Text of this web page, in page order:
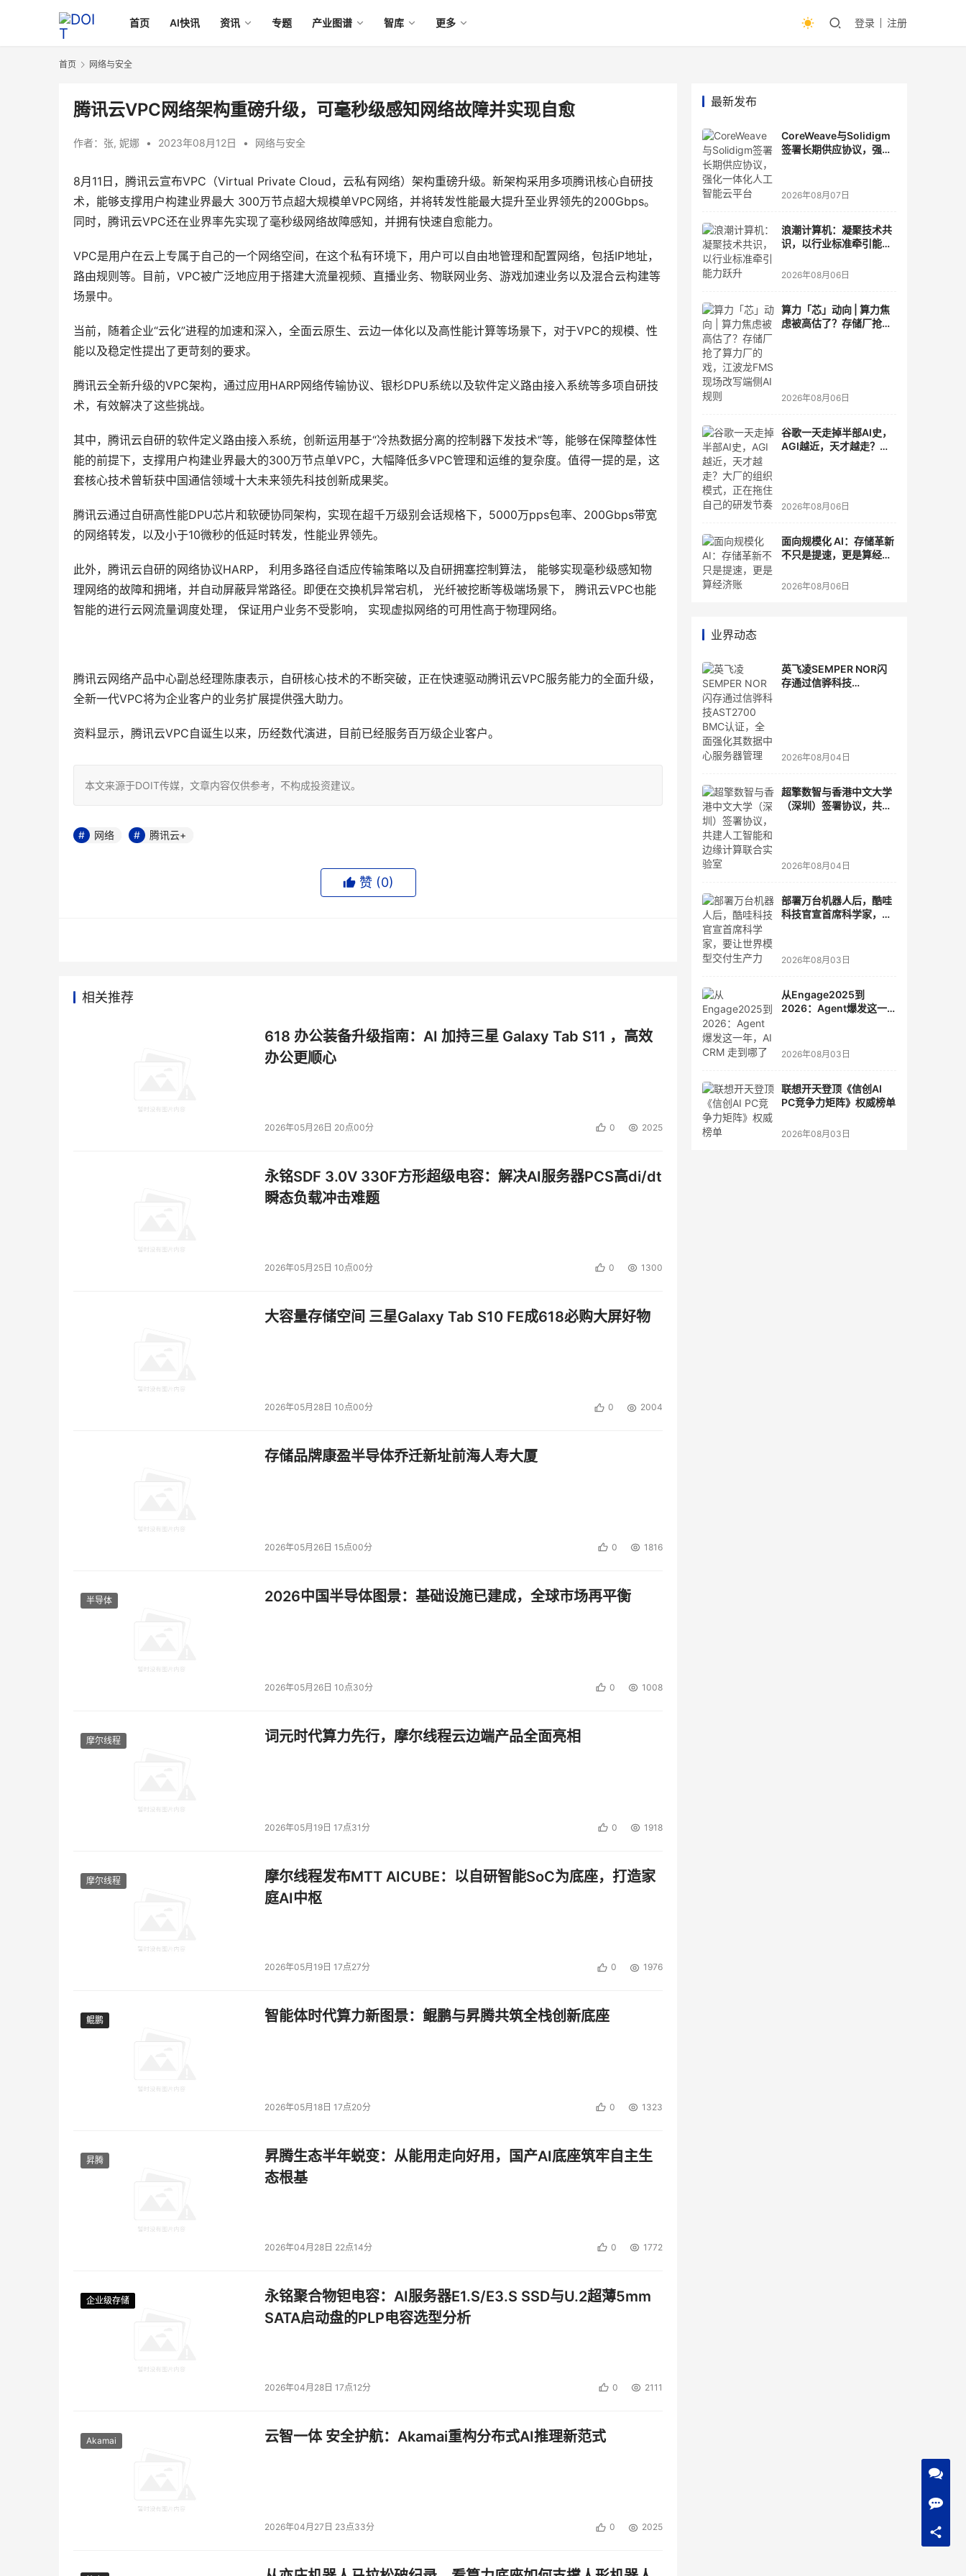
首页 AI快讯 资讯 专题 产业图谱 智库 更多 登录 注册
首页 网络与安全
腾讯云VPC网络架构重磅升级，可毫秒级感知网络故障并实现自愈
作者： 张, 妮娜 • 2023年08月12日 • 网络与安全
8月11日，腾讯云宣布VPC（Virtual Private Cloud，云私有网络）架构重磅升级。新架构采用多项腾讯核心自研技
术，能够支撑用户构建业界最大 300万节点超大规模单VPC网络，并将转发性能最大提升至业界领先的200Gbps。
同时，腾讯云VPC还在业界率先实现了毫秒级网络故障感知，并拥有快速自愈能力。
VPC是用户在云上专属于自己的一个网络空间，在这个私有环境下，用户可以自由地管理和配置网络，包括IP地址，
路由规则等。目前，VPC被广泛地应用于搭建大流量视频、直播业务、物联网业务、游戏加速业务以及混合云构建等
场景中。
当前，随着企业“云化”进程的加速和深入，全面云原生、云边一体化以及高性能计算等场景下，对于VPC的规模、性
能以及稳定性提出了更苛刻的要求。
腾讯云全新升级的VPC架构，通过应用HARP网络传输协议、银杉DPU系统以及软件定义路由接入系统等多项自研技
术，有效解决了这些挑战。
其中，腾讯云自研的软件定义路由接入系统，创新运用基于“冷热数据分离的控制器下发技术”等，能够在保障整体性
能的前提下，支撑用户构建业界最大的300万节点单VPC，大幅降低多VPC管理和运维的复杂度。值得一提的是，这
套核心技术曾斩获中国通信领域十大未来领先科技创新成果奖。
腾讯云通过自研高性能DPU芯片和软硬协同架构，实现在超千万级别会话规格下，5000万pps包率、200Gbps带宽
的网络转发，以及小于10微秒的低延时转发，性能业界领先。
此外，腾讯云自研的网络协议HARP， 利用多路径自适应传输策略以及自研拥塞控制算法， 能够实现毫秒级感知物
理网络的故障和拥堵，并自动屏蔽异常路径。即便在交换机异常宕机， 光纤被挖断等极端场景下， 腾讯云VPC也能
智能的进行云网流量调度处理， 保证用户业务不受影响， 实现虚拟网络的可用性高于物理网络。
腾讯云网络产品中心副总经理陈康表示，自研核心技术的不断突破，正在快速驱动腾讯云VPC服务能力的全面升级，
全新一代VPC将为企业客户的业务扩展提供强大助力。
资料显示，腾讯云VPC自诞生以来，历经数代演进，目前已经服务百万级企业客户。
本文来源于DOIT传媒，文章内容仅供参考，不构成投资建议。
网络 腾讯云+
赞 (0)
相关推荐
618 办公装备升级指南：AI 加持三星 Galaxy Tab S11 ，高效
办公更顺心
2026年05月26日 20点00分 0 2025
永铭SDF 3.0V 330F方形超级电容：解决AI服务器PCS高di/dt
瞬态负载冲击难题
2026年05月25日 10点00分 0 1300
大容量存储空间 三星Galaxy Tab S10 FE成618必购大屏好物
2026年05月28日 10点00分 0 2004
存储品牌康盈半导体乔迁新址前海人寿大厦
2026年05月26日 15点00分 0 1816
半导体 2026中国半导体图景：基础设施已建成，全球市场再平衡
2026年05月26日 10点30分 0 1008
摩尔线程 词元时代算力先行，摩尔线程云边端产品全面亮相
2026年05月19日 17点31分 0 1918
摩尔线程
摩尔线程发布MTT AICUBE：以自研智能SoC为底座，打造家
庭AI中枢
2026年05月19日 17点27分 0 1976
鲲鹏
鲲鹏 智能体时代算力新图景：鲲鹏与昇腾共筑全栈创新底座
2026年05月18日 17点20分 0 1323
昇腾
昇腾生态半年蜕变：从能用走向好用，国产AI底座筑牢自主生
态根基
2026年04月28日 22点14分 0 1772
企业级存储
企业级存储
企业级存储
企业级存储
永铭聚合物钽电容：AI服务器E1.S/E3.S SSD与U.2超薄5mm
SATA启动盘的PLP电容选型分析
2026年04月28日 17点12分 0 2111
Akamai 云智一体 安全护航：Akamai重构分布式AI推理新范式
2026年04月27日 23点33分 0 2025
最新发布
CoreWeave与Solidigm
签署长期供应协议，强化
2026年08月07日
浪潮计算机：凝聚技术共
识，以行业标准牵引能力
2026年08月06日
算力「芯」动向 | 算力焦
虑被高估了？存储厂抢了
2026年08月06日
谷歌一天走掉半部AI史，
AGI越近，天才越走？大
2026年08月06日
面向规模化 AI：存储革新
不只是提速，更是算经济
2026年08月06日
业界动态
英飞凌SEMPER NOR闪
存通过信骅科技
2026年08月04日
超擎数智与香港中文大学
（深圳）签署协议，共建
2026年08月04日
部署万台机器人后，酷哇
科技官宣首席科学家，要
2026年08月03日
从Engage2025到
2026：Agent爆发这一
2026年08月03日
联想开天登顶《信创AI
PC竞争力矩阵》权威榜单
2026年08月03日